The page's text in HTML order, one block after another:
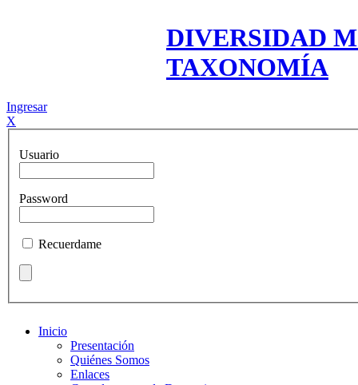
DIVERSIDAD
TAXONOMÍA
Ingresar
X
Usuario
Password
Recuerdame
Inicio
Presentación
Quiénes Somos
Enlaces